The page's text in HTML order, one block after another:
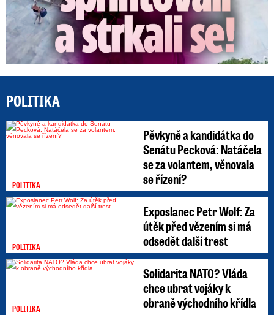
POLITIKA
POLITIKA
Pěvkyně a kandidátka do
Senátu Pecková: Natáčela
se za volantem, věnovala
se řízení?
POLITIKA
Exposlanec Petr Wolf: Za
útěk před vězením si má
odsedět další trest
POLITIKA
Solidarita NATO? Vláda
chce ubrat vojáky k
obraně východního křídla